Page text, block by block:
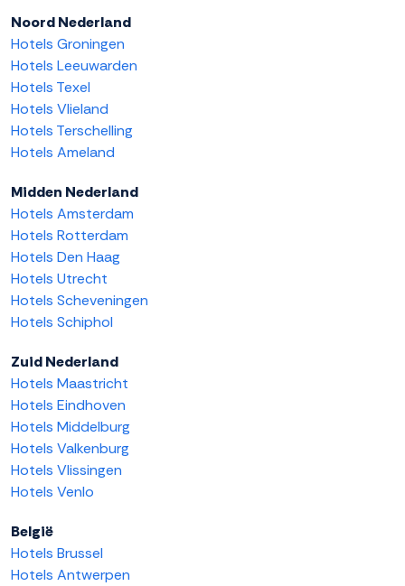
Noord Nederland
Hotels Groningen
Hotels Leeuwarden
Hotels Texel
Hotels Vlieland
Hotels Terschelling
Hotels Ameland
Midden Nederland
Hotels Amsterdam
Hotels Rotterdam
Hotels Den Haag
Hotels Utrecht
Hotels Scheveningen
Hotels Schiphol
Zuid Nederland
Hotels Maastricht
Hotels Eindhoven
Hotels Middelburg
Hotels Valkenburg
Hotels Vlissingen
Hotels Venlo
België
Hotels Brussel
Hotels Antwerpen